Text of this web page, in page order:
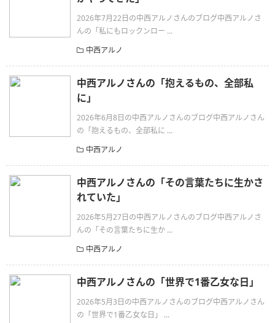
2026年7月22日の中西アルノさんのブログ中西アルノさ
んの「私にもロックンロー ...
中西アルノ
中西アルノさんの「抱えるもの、全部私
に」
2026年6月8日の中西アルノさんのブログ中西アルノさん
の「抱えるもの、全部私に ...
中西アルノ
中西アルノさんの「その言葉たちに生かさ
れていた」
2026年5月27日の中西アルノさんのブログ中西アルノさ
んの「その言葉たちに生か ...
中西アルノ
中西アルノさんの「世界で1番乙女な日」
2026年5月3日の中西アルノさんのブログ中西アルノさん
の「世界で1番乙女な日」 ...